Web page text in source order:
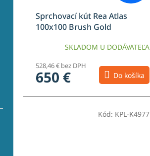
Sprchovací kút Rea Atlas
100x100 Brush Gold
SKLADOM U DODÁVATEĽA
528,46 € bez DPH
650 € Do košíka
Kód: KPL-K4977